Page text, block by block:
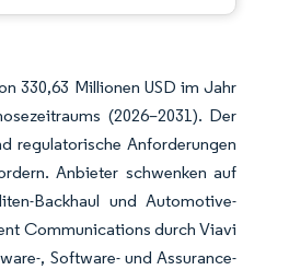
330,63 Millionen USD im Jahr
(2026–2031). Der
regulatorische Anforderungen
Anbieter schwenken auf
Backhaul und Automotive-
Communications durch Viavi
, Software- und Assurance-